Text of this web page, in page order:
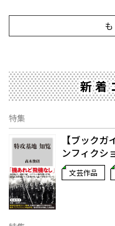
新着
特集
【ブックガ
ンフィクシ
文芸作品